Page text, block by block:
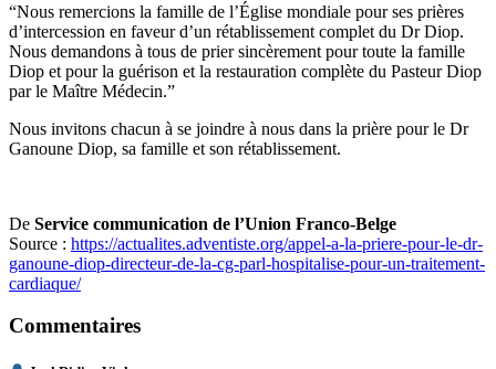
“Nous remercions la famille de l’Église mondiale pour ses prières
d’intercession en faveur d’un rétablissement complet du Dr Diop.
Nous demandons à tous de prier sincèrement pour toute la famille
Diop et pour la guérison et la restauration complète du Pasteur Diop
par le Maître Médecin.”
Nous invitons chacun à se joindre à nous dans la prière pour le Dr
Ganoune Diop, sa famille et son rétablissement.
De Service communication de l’Union Franco-Belge
Source : https://actualites.adventiste.org/appel-a-la-priere-pour-le-dr-
ganoune-diop-directeur-de-la-cg-parl-hospitalise-pour-un-traitement-
cardiaque/
Commentaires